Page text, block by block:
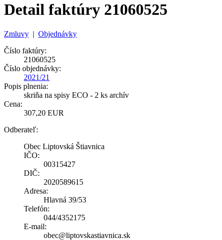
Detail faktúry 21060525
Zmluvy | Objednávky
Číslo faktúry:
21060525
Číslo objednávky:
2021/21
Popis plnenia:
skriňa na spisy ECO - 2 ks archív
Cena:
307,20 EUR
Odberateľ:
Obec Liptovská Štiavnica
IČO:
00315427
DIČ:
2020589615
Adresa:
Hlavná 39/53
Telefón:
044/4352175
E-mail:
obec@liptovskastiavnica.sk